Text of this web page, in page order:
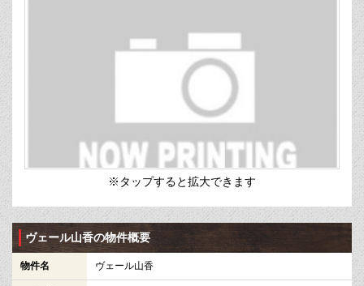
※タップすると拡大できます
ヴェール山香の物件概要
物件名 ヴェール山香